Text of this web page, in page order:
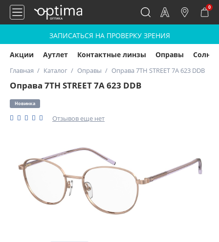
0
ЗАПИСАТЬСЯ НА ПРОВЕРКУ ЗРЕНИЯ
Акции Аутлет Контактные линзы Оправы
Главная Каталог Оправы Оправа 7TH STREET 7A 623 DDB
Оправа 7TH STREET 7A 623 DDB
Новинка
Отзывов еще нет